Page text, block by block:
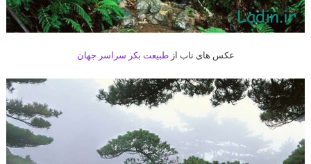
عکس های ناب ازطبیعت بکر سراسر جهان